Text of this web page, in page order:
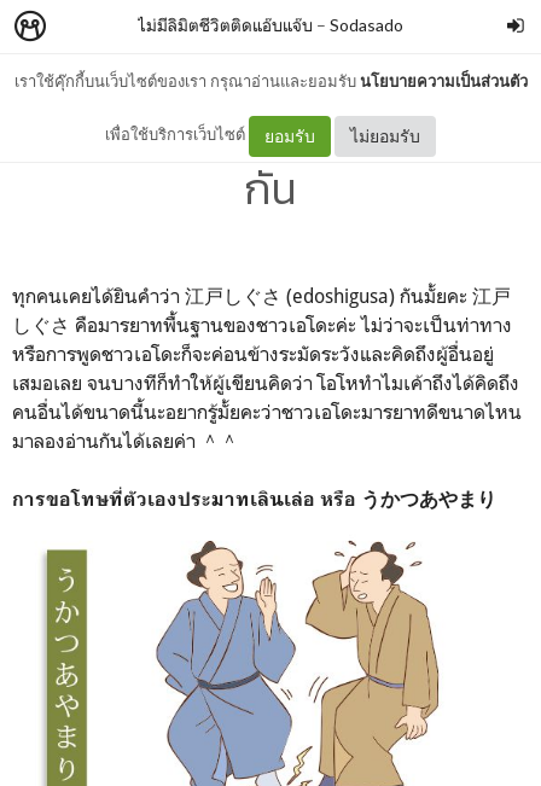
เราใช้คุ๊กกี้บนเว็บไซต์ของเรา กรุณาอ่านและยอมรับนโยบายความเป็นส่วนตัว
เพื่อใช้บริการเว็บไซต์ ยอมรับ ไม่ยอมรับ
ไม่มีลิมิตชีวิตติดแอ๊บแจ๊บ – Sodasado
มารู้จักมารยาทของชาวเอโดะ
กัน
ทุกคนเคยได้ยินคำว่า 江戸しぐさ (edoshigusa) กันมั้ยคะ 江戸
しぐさ คือมารยาทพื้นฐานของชาวเอโดะค่ะ ไม่ว่าจะเป็นท่าทาง
หรือการพูดชาวเอโดะก็จะค่อนข้างระมัดระวังและคิดถึงผู้อื่นอยู่
เสมอเลย จนบางทีก็ทำให้ผู้เขียนคิดว่า โอโหทำไมเค้าถึงได้คิดถึง
คนอื่นได้ขนาดนี้นะอยากรู้มั้ยคะว่าชาวเอโดะมารยาทดีขนาดไหน
มาลองอ่านกันได้เลยค่า ＾＾
การขอโทษที่ตัวเองประมาทเลินเล่อ หรือ うかつあやまり